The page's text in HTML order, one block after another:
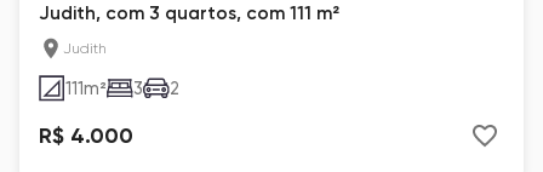
Judith, com 3 quartos, com 111 m²
Judith
111m² 3 2
R$ 4.000